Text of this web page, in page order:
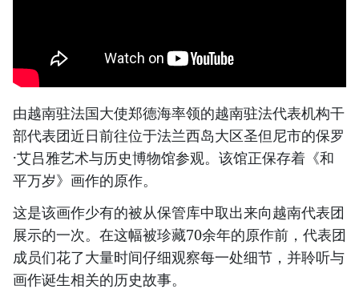
由越南驻法国大使郑德海率领的越南驻法代表机构干
部代表团近日前往位于法兰西岛大区圣但尼市的保罗
·艾吕雅艺术与历史博物馆参观。该馆正保存着《和
平万岁》画作的原作。
这是该画作少有的被从保管库中取出来向越南代表团
展示的一次。在这幅被珍藏70余年的原作前，代表团
成员们花了大量时间仔细观察每一处细节，并聆听与
画作诞生相关的历史故事。